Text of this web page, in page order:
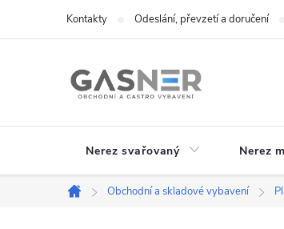
Kontakty Odeslání, převzetí a doručení
Nerez svařovaný Nerez
Domů
Obchodní a skladové vybavení